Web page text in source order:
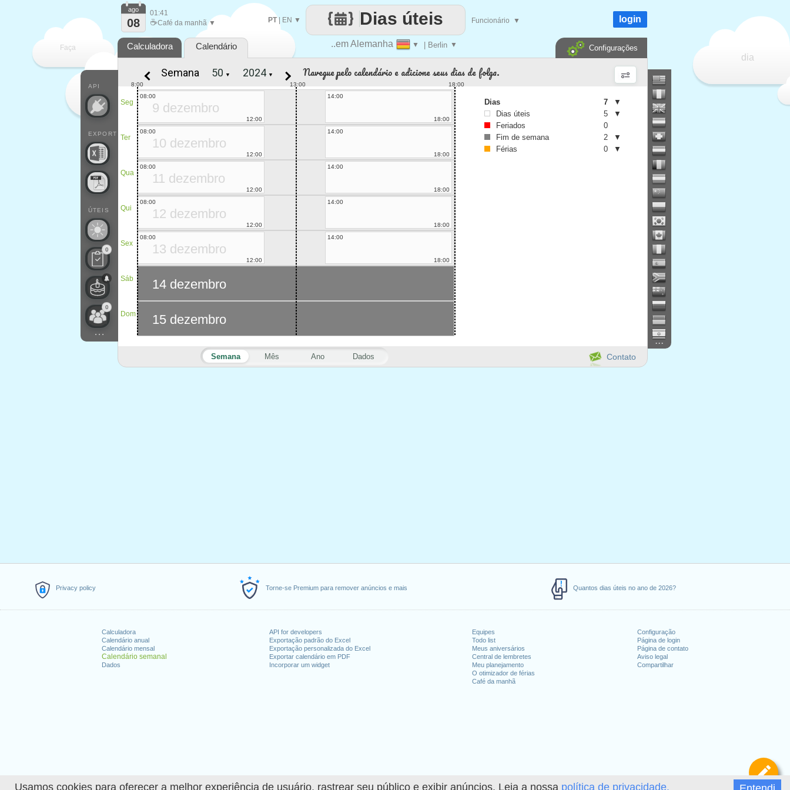
Usamos cookies para oferecer a melhor experiência de usuário, rastrear seu público e exibir anúncios. Leia a nossa política de privacidade.
Privacy policy Torne-se Premium para remover anúncios e mais Quantos dias úteis no ano de 2026?
Calculadora
Calendário anual
Calendário mensal
Calendário semanal
Dados
API for developers
Exportação padrão do Excel
Exportação personalizada do Excel
Exportar calendário em PDF
Incorporar um widget
Equipes
Todo list
Meus aniversários
Central de lembretes
Meu planejamento
O otimizador de férias
Café da manhã
Configuração
Página de login
Página de contato
Aviso legal
Compartilhar
Faça
cada
dia
..em Alemanha ▼ | Berlin ▼
Dias úteis
PT| EN ▼ Funcionário ▼
API
EXPORT
ÚTEIS
0
0
...
ago
08
01:41
☕Café da manhã ▼ login
Calculadora Calendário Configurações
...
Contato
Semana Mês Ano Dados
Semana ▼ ▼ Navegue pelo calendário e adicione seus dias de folga.
Seg
Ter
Qua
Qui
Sex
Sáb
Dom
13:00
8:00 18:00
9 dezembro
08:00
12:00
14:00
18:00
10 dezembro
08:00
12:00
14:00
18:00
11 dezembro
08:00
12:00
14:00
18:00
12 dezembro
08:00
12:00
14:00
18:00
13 dezembro
08:00
12:00
14:00
18:00
14 dezembro
15 dezembro
Dias 7
▼
Dias úteis
5
▼
Feriados
0
Fim de semana
2
▼
Férias
0 ▼